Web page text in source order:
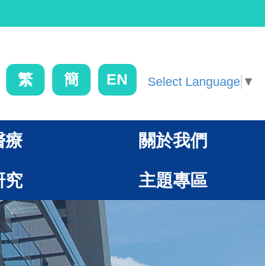
繁 簡 EN Select Language ▼
療 關於我們
究 主題專區